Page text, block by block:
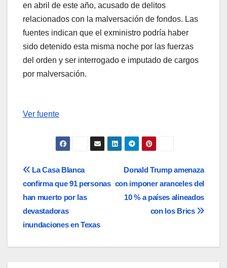
en abril de este año, acusado de delitos
relacionados con la malversación de fondos. Las
fuentes indican que el exministro podría haber
sido detenido esta misma noche por las fuerzas
del orden y ser interrogado e imputado de cargos
por malversación.
Ver fuente
Navegación
de
entradas
Donald Trump amenaza
con imponer aranceles del
10 % a países alineados
con los Brics
La Casa Blanca
confirma que 91 personas
han muerto por las
devastadoras
inundaciones en Texas